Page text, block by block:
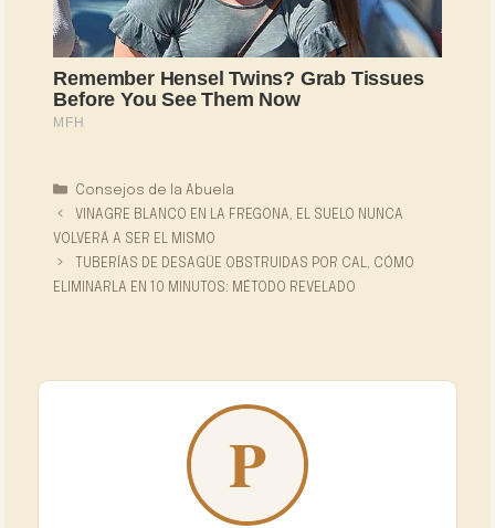
Categorías
Consejos de la Abuela
VINAGRE BLANCO EN LA FREGONA, EL SUELO NUNCA
VOLVERÁ A SER EL MISMO
TUBERÍAS DE DESAGÜE OBSTRUIDAS POR CAL, CÓMO
ELIMINARLA EN 10 MINUTOS: MÉTODO REVELADO